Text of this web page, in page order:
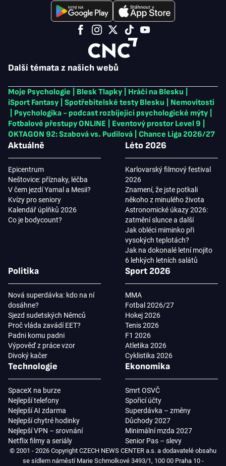
Další témata z našich webů
Moje Psychologie Blesk Tlapky Hráči na Blesku
iSport Fantasy
Spotřebitelské testy Blesku
Nemovitosti
Psychologika - podcast rozbíjející psychologické mýty
Fotbalové přestupy ONLINE
Eventový prostor Level 9
OKTAGON 92: Szabová vs. Pudilová
Chance Liga 2026/27
Aktuálně
Epicentrum
Neštovice: příznaky, léčba
V čem jezdí Yamal a Mesii?
Kvízy pro seniory
Kalendář úplňků 2026
Co je bodycount?
Léto 2026
Karlovarský filmový festival
2026
Znamení, že jste potkali
někoho z minulého života
Astronomické úkazy 2026:
zatmění slunce a další
Jak obléci miminko při
vysokých teplotách?
Jak na dokonalé letní mojito
6 lehkých letních salátů
Politika
Nová superdávka: kdo na ní
dosáhne?
Sjezd sudetských Němců
Proč vláda zavádí EET?
Padni komu padni
Výpověď z práce vzor
Divoký kačer
Sport 2026
MMA
Fotbal 2026/27
Hokej 2026
Tenis 2026
F1 2026
Atletika 2026
Cyklistika 2026
Technologie
SpaceX na burze
Nejlepší telefony
Nejlepší AI zdarma
Nejlepší chytré hodinky
Nejlepší VPN – srovnání
Netflix filmy a seriály
Ekonomika
Smrt OSVČ
Spořicí účty
Superdávka – změny
Důchody 2027
Minimální mzda 2027
Senior Pas – slevy
© 2001 - 2026 Copyright CZECH NEWS CENTER a.s. a dodavatelé obsahu
se sídlem náměstí Marie Schmolkové 3493/1, 100 00 Praha 10 -